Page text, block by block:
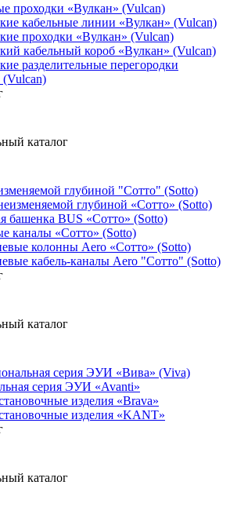
проходки «Вулкан» (Vulcan)
кабельные линии «Вулкан» (Vulcan)
проходки «Вулкан» (Vulcan)
кабельный короб «Вулкан» (Vulcan)
разделительные перегородки
(Vulcan)
каталог
глубиной "Сотто" (Sotto)
глубиной «Сотто» (Sotto)
башенка BUS «Сотто» (Sotto)
каналы «Сотто» (Sotto)
колонны Aero «Сотто» (Sotto)
кабель-каналы Aero "Сотто" (Sotto)
каталог
серия ЭУИ «Вива» (Viva)
серия ЭУИ «Avanti»
изделия «Brava»
изделия «KANT»
каталог